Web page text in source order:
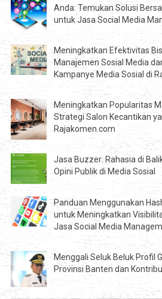
Anda: Temukan Solusi
untuk Jasa Social Media
Meningkatkan Efektivitas
Manajemen Sosial Media
Kampanye Media Sosial di
Meningkatkan Popularitas
Strategi Salon Kecantikan
Rajakomen.com
Jasa Buzzer: Rahasia di
Opini Publik di Media Sosial
Panduan Menggunakan
untuk Meningkatkan
Jasa Social Media
Menggali Seluk Beluk Profil
Provinsi Banten dan